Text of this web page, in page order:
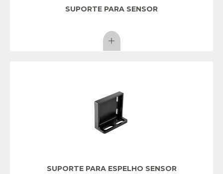
SUPORTE PARA SENSOR
SUPORTE PARA ESPELHO SENSOR